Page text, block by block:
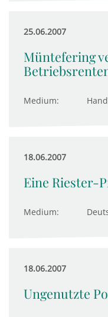
25.06.2007
Müntefering
Medium:
18.06.2007
Eine Riester-
Medium:
18.06.2007
Ungenutzte